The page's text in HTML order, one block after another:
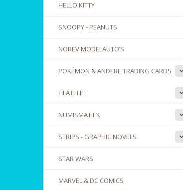
HELLO KITTY
SNOOPY - PEANUTS
NOREV MODELAUTO’S
POKÉMON & ANDERE TRADING CARDS
FILATELIE
NUMISMATIEK
STRIPS - GRAPHIC NOVELS
STAR WARS
MARVEL & DC COMICS